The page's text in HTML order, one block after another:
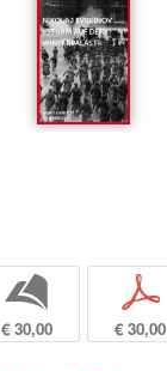
b
€ 30,00
p
€ 30,00